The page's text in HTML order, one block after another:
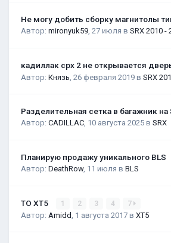
Не могу добить сборку магнитолы
Автор: mironyuk59 27 июля в SRX 2010 -
кадиллак срх 2 не открывается
Автор: Князь 26 февраля 2019 в SRX
Разделительная сетка в багажник на
Автор: CADILLAC 10 августа 2025 в SRX
Планирую продажу уникального BLS
Автор: DeathRow, 11 июля в BLS
ТО XT5 1 2 3 4 7
Автор: Amidd 1 августа 2017 в XT5